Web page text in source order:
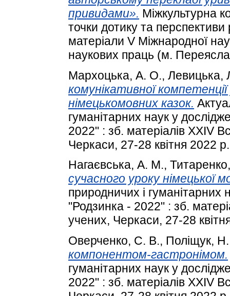
привидами». Міжкультурна
точки дотику та
матеріали V Міжнародної
наукових праць (м.
Мархоцька, А. О., Левицька,
комунікативної
німецькомовних казок.
гуманітарних наук у
2022" : зб. матеріалів XXIV
Черкаси, 27-28 квітня 2022
Нагаєвська, А. М.,
сучасного уроку німецької
природничих і
"Родзинка - 2022" : зб.
учених, Черкаси, 27-28
Оверченко, С. В., Поліщук,
компонентом-гастронімом.
гуманітарних наук у
2022" : зб. матеріалів XXIV